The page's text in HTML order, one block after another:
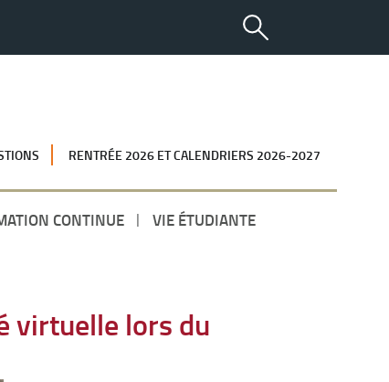
RENTRÉE 2026 ET CALENDRIERS 2026-2027
CONTINUE VIE ÉTUDIANTE
virtuelle lors du